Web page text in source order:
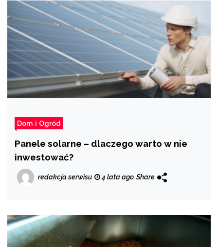
Dom i Ogród
Panele solarne – dlaczego warto w nie
inwestować?
redakcja serwisu 4 lata ago Share